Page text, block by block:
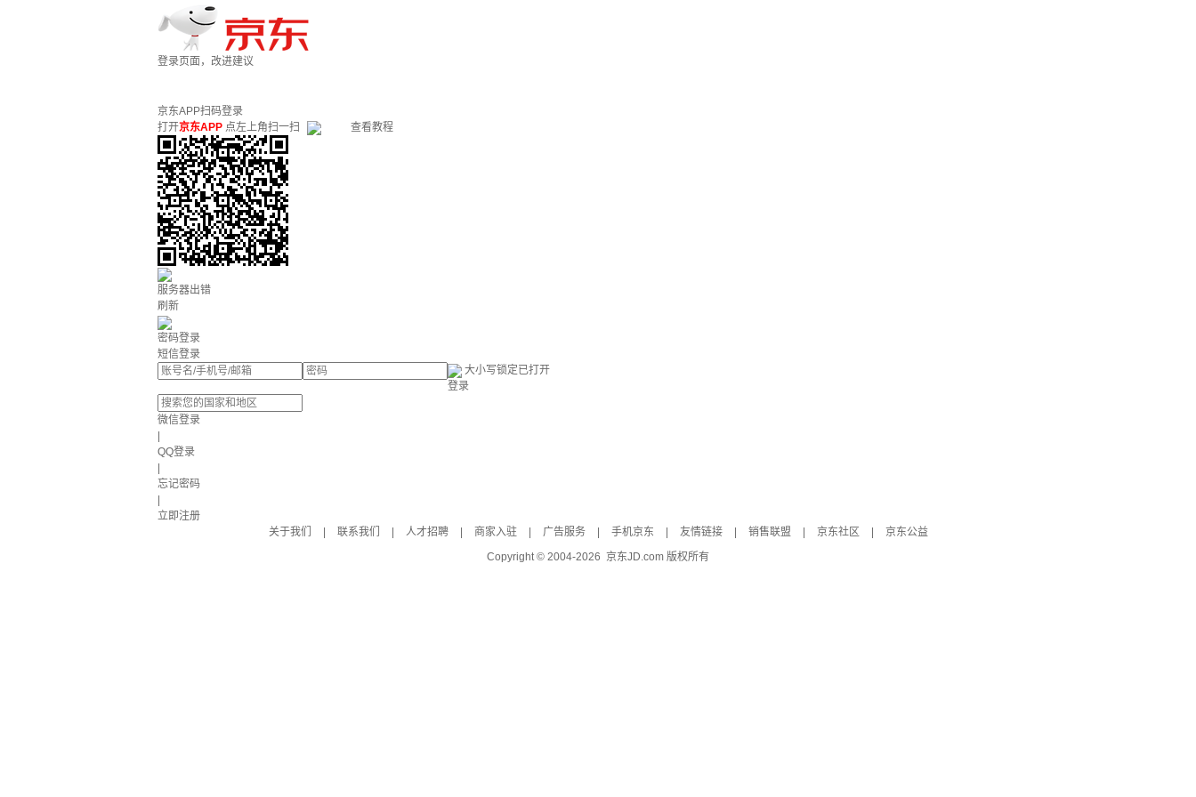
登录页面，改进建议
京东APP扫码登录
打开京东APP 点左上角扫一扫 查看教程
服务器出错
刷新
密码登录
短信登录
大小写锁定已打开
登录
微信登录
QQ登录
忘记密码
立即注册
关于我们
联系我们 人才招聘 商家入驻 广告服务 手机京东 友情链接 销售联盟 京东社区
京东公益
Copyright © 2004-2026 京东JD.com 版权所有